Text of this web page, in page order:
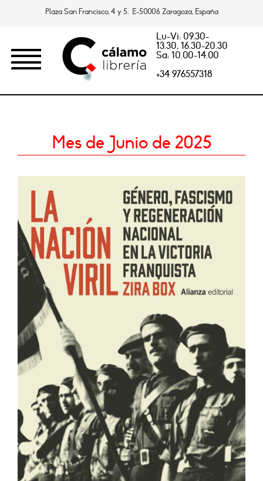
Plaza San Francisco, 4 y 5. E-50006 Zaragoza, España
Lu-Vi: 09.30-
13.30, 16.30-20.30
Sa: 10.00-14.00
+34 976557318
Mes de Junio de 2025